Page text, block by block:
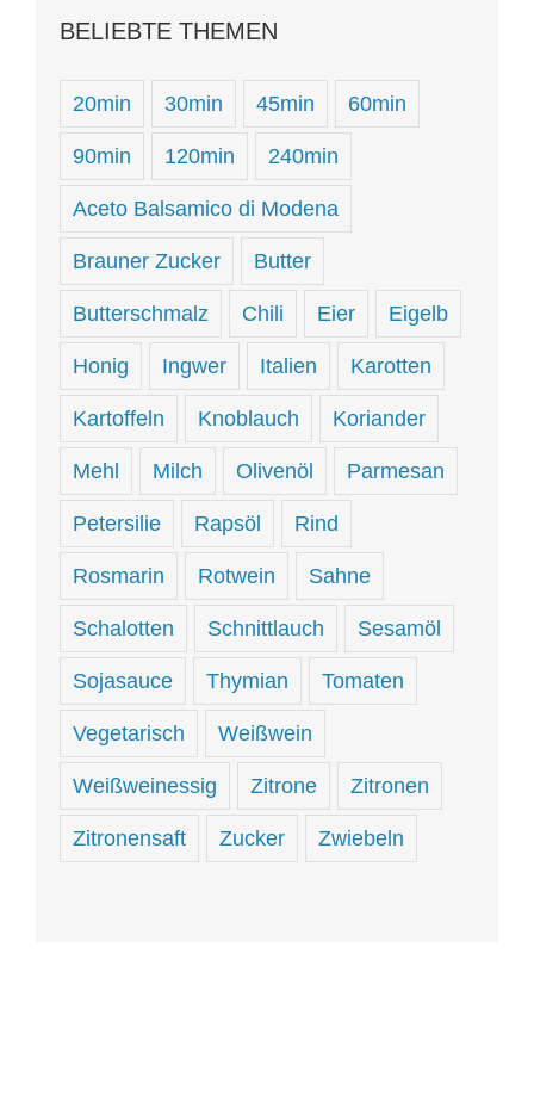
BELIEBTE THEMEN
20min 30min 45min 60min
90min 120min 240min
Aceto Balsamico di Modena
Brauner Zucker Butter
Butterschmalz Chili Eier Eigelb
Honig Ingwer Italien Karotten
Kartoffeln Knoblauch Koriander
Mehl Milch Olivenöl Parmesan
Petersilie Rapsöl Rind
Rosmarin Rotwein Sahne
Schalotten Schnittlauch Sesamöl
Sojasauce Thymian Tomaten
Vegetarisch Weißwein
Weißweinessig Zitrone Zitronen
Zitronensaft Zucker Zwiebeln